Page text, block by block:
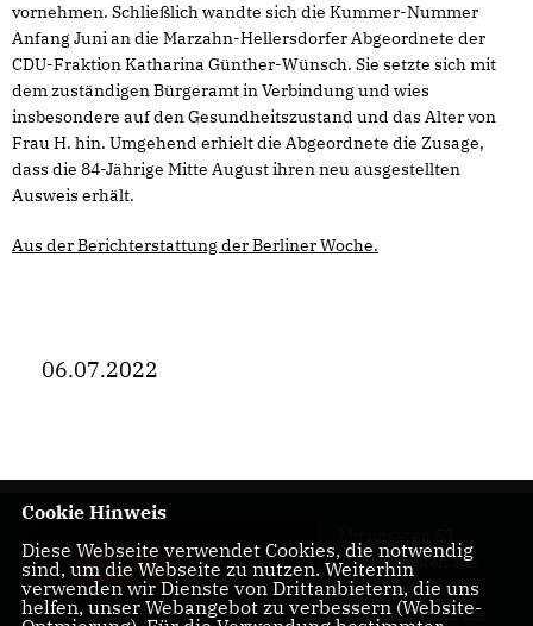
vornehmen. Schließlich wandte sich die Kummer-Nummer
Anfang Juni an die Marzahn-Hellersdorfer Abgeordnete der
CDU-Fraktion Katharina Günther-Wünsch. Sie setzte sich mit
dem zuständigen Bürgeramt in Verbindung und wies
insbesondere auf den Gesundheitszustand und das Alter von
Frau H. hin. Umgehend erhielt die Abgeordnete die Zusage,
dass die 84-Jährige Mitte August ihren neu ausgestellten
Ausweis erhält.
Aus der Berichterstattung der Berliner Woche.
06.07.2022
Abgeordneten aus
allen Bezirken
Berlins sind wir die
Cookie Hinweis
Diese Webseite verwendet Cookies, die notwendig
sind, um die Webseite zu nutzen. Weiterhin
verwenden wir Dienste von Drittanbietern, die uns
helfen, unser Webangebot zu verbessern (Website-